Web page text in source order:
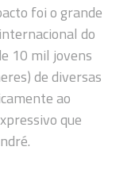
foi o grande
do
10 mil jovens
de diversas
ao
que